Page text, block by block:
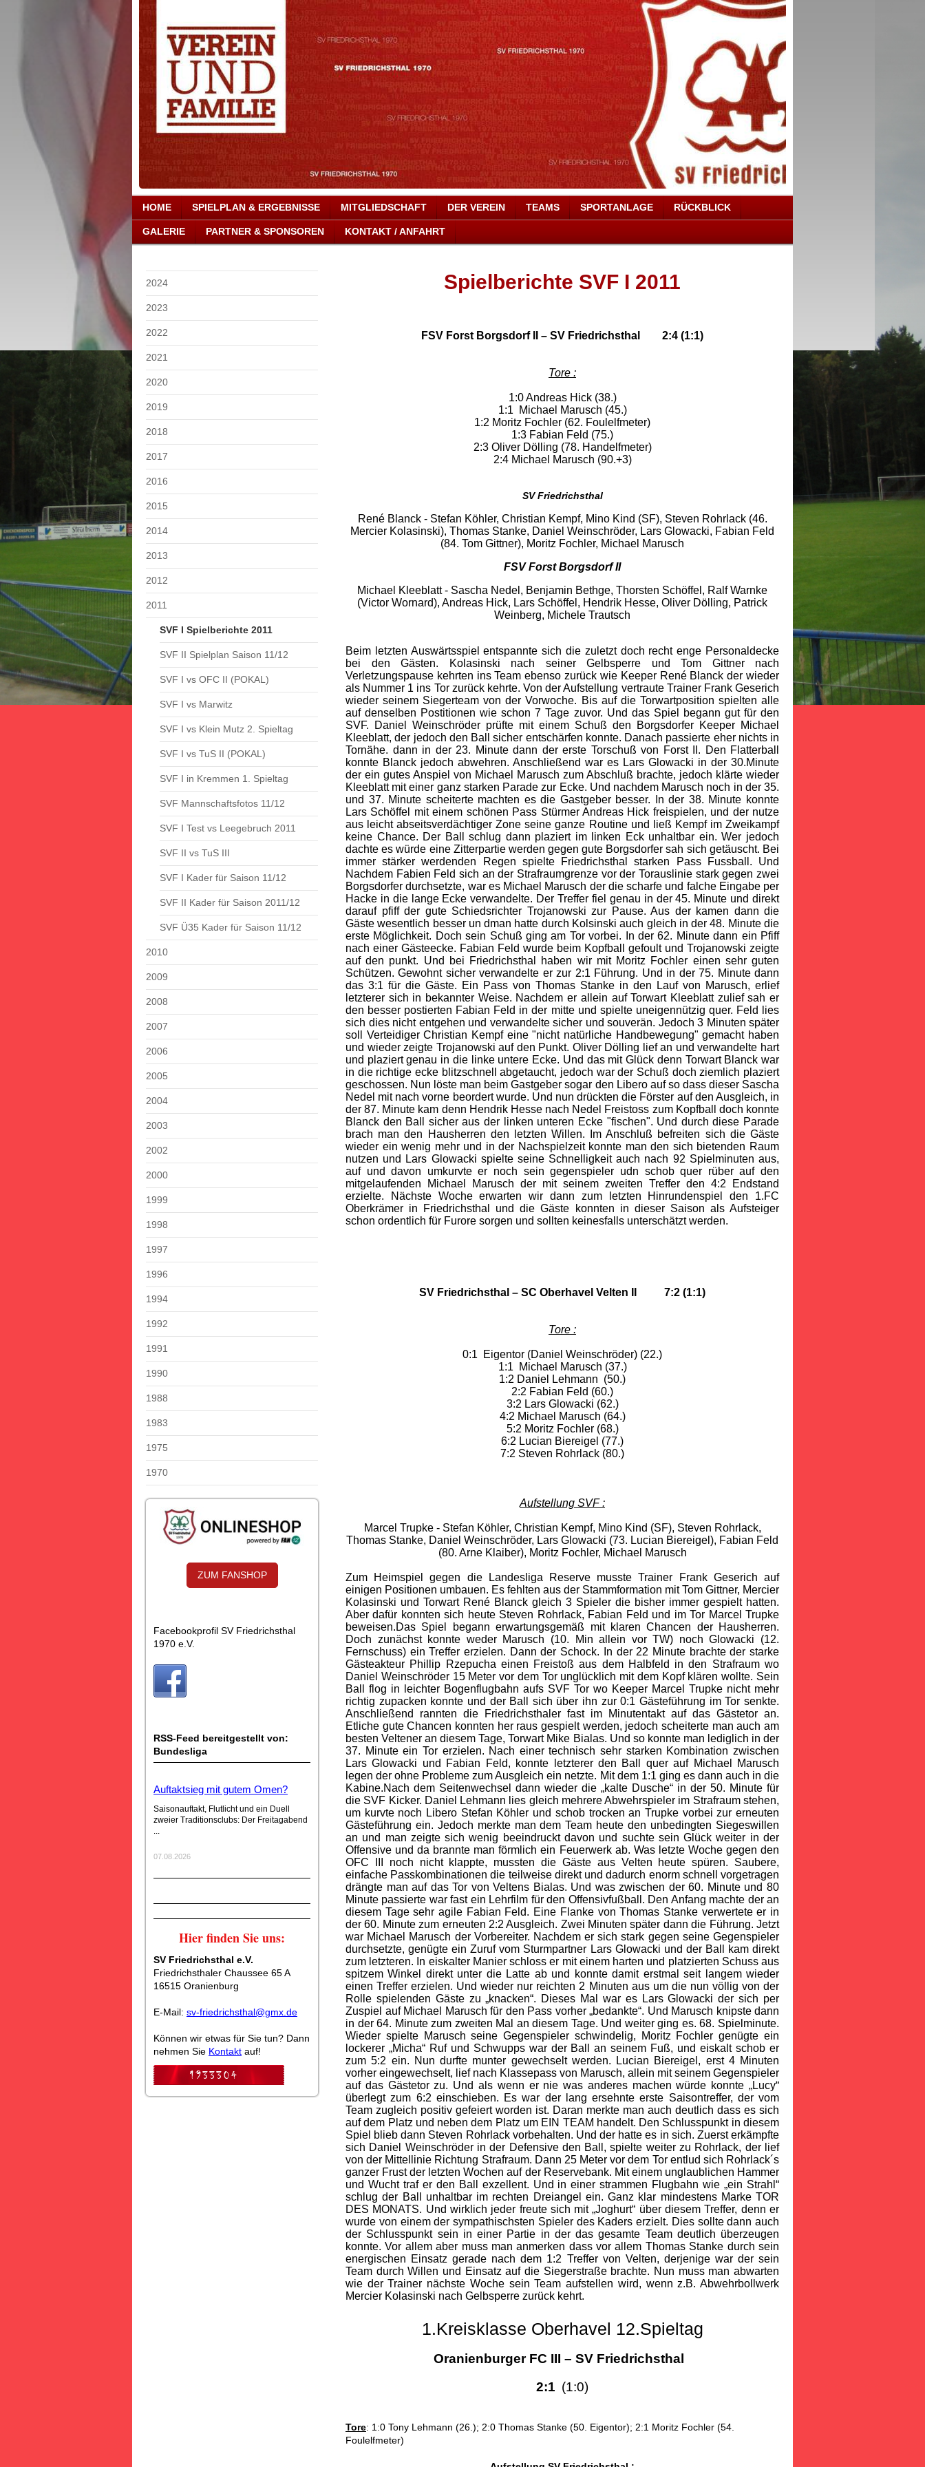
HOME SPIELPLAN & ERGEBNISSE MITGLIEDSCHAFT DER VEREIN TEAMS SPORTANLAGE RÜCKBLICK
GALERIE PARTNER & SPONSOREN KONTAKT / ANFAHRT
2024
2023
2022
2021
2020
2019
2018
2017
2016
2015
2014
2013
2012
2011
SVF I Spielberichte 2011
SVF II Spielplan Saison 11/12
SVF I vs OFC II (POKAL)
SVF I vs Marwitz
SVF I vs Klein Mutz 2. Spieltag
SVF I vs TuS II (POKAL)
SVF I in Kremmen 1. Spieltag
SVF Mannschaftsfotos 11/12
SVF I Test vs Leegebruch 2011
SVF II vs TuS III
SVF I Kader für Saison 11/12
SVF II Kader für Saison 2011/12
SVF Ü35 Kader für Saison 11/12
2010
2009
2008
2007
2006
2005
2004
2003
2002
2000
1999
1998
1997
1996
1994
1992
1991
1990
1988
1983
1975
1970
ZUM FANSHOP
Facebookprofil SV Friedrichsthal
1970 e.V.
RSS-Feed bereitgestellt von:
Bundesliga
Auftaktsieg mit gutem Omen?
Saisonauftakt, Flutlicht und ein Duell
zweier Traditionsclubs: Der Freitagabend
...
07.08.2026
Hier finden Sie uns:
SV Friedrichsthal e.V.
Friedrichsthaler Chaussee 65 A
16515 Oranienburg
E-Mail: sv-friedrichsthal@gmx.de
Können wir etwas für Sie tun? Dann
nehmen Sie Kontakt auf!
Spielberichte SVF I 2011
FSV Forst Borgsdorf II – SV Friedrichsthal 2:4 (1:1)
Tore :
1:0 Andreas Hick (38.)
1:1 Michael Marusch (45.)
1:2 Moritz Fochler (62. Foulelfmeter)
1:3 Fabian Feld (75.)
2:3 Oliver Dölling (78. Handelfmeter)
2:4 Michael Marusch (90.+3)
SV Friedrichsthal
René Blanck - Stefan Köhler, Christian Kempf, Mino Kind (SF), Steven Rohrlack (46.
Mercier Kolasinski), Thomas Stanke, Daniel Weinschröder, Lars Glowacki, Fabian Feld
(84. Tom Gittner), Moritz Fochler, Michael Marusch
FSV Forst Borgsdorf II
Michael Kleeblatt - Sascha Nedel, Benjamin Bethge, Thorsten Schöffel, Ralf Warnke
(Victor Wornard), Andreas Hick, Lars Schöffel, Hendrik Hesse, Oliver Dölling, Patrick
Weinberg, Michele Trautsch
Beim letzten Auswärtsspiel entspannte sich die zuletzt doch recht enge Personaldecke
bei den Gästen. Kolasinski nach seiner Gelbsperre und Tom Gittner nach
Verletzungspause kehrten ins Team ebenso zurück wie Keeper René Blanck der wieder
als Nummer 1 ins Tor zurück kehrte. Von der Aufstellung vertraute Trainer Frank Geserich
wieder seinem Siegerteam von der Vorwoche. Bis auf die Torwartposition spielten alle
auf denselben Postitionen wie schon 7 Tage zuvor. Und das Spiel begann gut für den
SVF. Daniel Weinschröder prüfte mit einem Schuß den Borgsdorfer Keeper Michael
Kleeblatt, der jedoch den Ball sicher entschärfen konnte. Danach passierte eher nichts in
Tornähe. dann in der 23. Minute dann der erste Torschuß von Forst II. Den Flatterball
konnte Blanck jedoch abwehren. Anschließend war es Lars Glowacki in der 30.Minute
der ein gutes Anspiel von Michael Marusch zum Abschluß brachte, jedoch klärte wieder
Kleeblatt mit einer ganz starken Parade zur Ecke. Und nachdem Marusch noch in der 35.
und 37. Minute scheiterte machten es die Gastgeber besser. In der 38. Minute konnte
Lars Schöffel mit einem schönen Pass Stürmer Andreas Hick freispielen, und der nutze
aus leicht abseitsverdächtiger Zone seine ganze Routine und ließ Kempf im Zweikampf
keine Chance. Der Ball schlug dann plaziert im linken Eck unhaltbar ein. Wer jedoch
dachte es würde eine Zitterpartie werden gegen gute Borgsdorfer sah sich getäuscht. Bei
immer stärker werdenden Regen spielte Friedrichsthal starken Pass Fussball. Und
Nachdem Fabien Feld sich an der Strafraumgrenze vor der Torauslinie stark gegen zwei
Borgsdorfer durchsetzte, war es Michael Marusch der die scharfe und falche Eingabe per
Hacke in die lange Ecke verwandelte. Der Treffer fiel genau in der 45. Minute und direkt
darauf pfiff der gute Schiedsrichter Trojanowski zur Pause. Aus der kamen dann die
Gäste wesentlich besser un dman hatte durch Kolsinski auch gleich in der 48. Minute die
erste Möglichkeit. Doch sein Schuß ging am Tor vorbei. In der 62. Minute dann ein Pfiff
nach einer Gästeecke. Fabian Feld wurde beim Kopfball gefoult und Trojanowski zeigte
auf den punkt. Und bei Friedrichsthal haben wir mit Moritz Fochler einen sehr guten
Schützen. Gewohnt sicher verwandelte er zur 2:1 Führung. Und in der 75. Minute dann
das 3:1 für die Gäste. Ein Pass von Thomas Stanke in den Lauf von Marusch, erlief
letzterer sich in bekannter Weise. Nachdem er allein auf Torwart Kleeblatt zulief sah er
den besser postierten Fabian Feld in der mitte und spielte uneigennützig quer. Feld lies
sich dies nicht entgehen und verwandelte sicher und souverän. Jedoch 3 Minuten später
soll Verteidiger Christian Kempf eine "nicht natürliche Handbewegung" gemacht haben
und wieder zeigte Trojanowski auf den Punkt. Oliver Dölling lief an und verwandelte hart
und plaziert genau in die linke untere Ecke. Und das mit Glück denn Torwart Blanck war
in die richtige ecke blitzschnell abgetaucht, jedoch war der Schuß doch ziemlich plaziert
geschossen. Nun löste man beim Gastgeber sogar den Libero auf so dass dieser Sascha
Nedel mit nach vorne beordert wurde. Und nun drückten die Förster auf den Ausgleich, in
der 87. Minute kam denn Hendrik Hesse nach Nedel Freistoss zum Kopfball doch konnte
Blanck den Ball sicher aus der linken unteren Ecke "fischen". Und durch diese Parade
brach man den Hausherren den letzten Willen. Im Anschluß befreiten sich die Gäste
wieder ein wenig mehr und in der Nachspielzeit konnte man den sich bietenden Raum
nutzen und Lars Glowacki spielte seine Schnelligkeit auch nach 92 Spielminuten aus,
auf und davon umkurvte er noch sein gegenspieler udn schob quer rüber auf den
mitgelaufenden Michael Marusch der mit seinem zweiten Treffer den 4:2 Endstand
erzielte. Nächste Woche erwarten wir dann zum letzten Hinrundenspiel den 1.FC
Oberkrämer in Friedrichsthal und die Gäste konnten in dieser Saison als Aufsteiger
schon ordentlich für Furore sorgen und sollten keinesfalls unterschätzt werden.
SV Friedrichsthal – SC Oberhavel Velten II 7:2 (1:1)
Tore :
0:1 Eigentor (Daniel Weinschröder) (22.)
1:1 Michael Marusch (37.)
1:2 Daniel Lehmann (50.)
2:2 Fabian Feld (60.)
3:2 Lars Glowacki (62.)
4:2 Michael Marusch (64.)
5:2 Moritz Fochler (68.)
6:2 Lucian Biereigel (77.)
7:2 Steven Rohrlack (80.)
Aufstellung SVF :
Marcel Trupke - Stefan Köhler, Christian Kempf, Mino Kind (SF), Steven Rohrlack,
Thomas Stanke, Daniel Weinschröder, Lars Glowacki (73. Lucian Biereigel), Fabian Feld
(80. Arne Klaiber), Moritz Fochler, Michael Marusch
Zum Heimspiel gegen die Landesliga Reserve musste Trainer Frank Geserich auf
einigen Positionen umbauen. Es fehlten aus der Stammformation mit Tom Gittner, Mercier
Kolasinski und Torwart René Blanck gleich 3 Spieler die bisher immer gespielt hatten.
Aber dafür konnten sich heute Steven Rohrlack, Fabian Feld und im Tor Marcel Trupke
beweisen.Das Spiel begann erwartungsgemäß mit klaren Chancen der Hausherren.
Doch zunächst konnte weder Marusch (10. Min allein vor TW) noch Glowacki (12.
Fernschuss) ein Treffer erzielen. Dann der Schock. In der 22 Minute brachte der starke
Gästeakteur Phillip Rzepucha einen Freistoß aus dem Halbfeld in den Strafraum wo
Daniel Weinschröder 15 Meter vor dem Tor unglücklich mit dem Kopf klären wollte. Sein
Ball flog in leichter Bogenflugbahn aufs SVF Tor wo Keeper Marcel Trupke nicht mehr
richtig zupacken konnte und der Ball sich über ihn zur 0:1 Gästeführung im Tor senkte.
Anschließend rannten die Friedrichsthaler fast im Minutentakt auf das Gästetor an.
Etliche gute Chancen konnten her raus gespielt werden, jedoch scheiterte man auch am
besten Veltener an diesem Tage, Torwart Mike Bialas. Und so konnte man lediglich in der
37. Minute ein Tor erzielen. Nach einer technisch sehr starken Kombination zwischen
Lars Glowacki und Fabian Feld, konnte letzterer den Ball quer auf Michael Marusch
legen der ohne Probleme zum Ausgleich ein netzte. Mit dem 1:1 ging es dann auch in die
Kabine.Nach dem Seitenwechsel dann wieder die „kalte Dusche“ in der 50. Minute für
die SVF Kicker. Daniel Lehmann lies gleich mehrere Abwehrspieler im Strafraum stehen,
um kurvte noch Libero Stefan Köhler und schob trocken an Trupke vorbei zur erneuten
Gästeführung ein. Jedoch merkte man dem Team heute den unbedingten Siegeswillen
an und man zeigte sich wenig beeindruckt davon und suchte sein Glück weiter in der
Offensive und da brannte man förmlich ein Feuerwerk ab. Was letzte Woche gegen den
OFC III noch nicht klappte, mussten die Gäste aus Velten heute spüren. Saubere,
einfache Passkombinationen die teilweise direkt und dadurch enorm schnell vorgetragen
drängte man auf das Tor von Veltens Bialas. Und was zwischen der 60. Minute und 80
Minute passierte war fast ein Lehrfilm für den Offensivfußball. Den Anfang machte der an
diesem Tage sehr agile Fabian Feld. Eine Flanke von Thomas Stanke verwertete er in
der 60. Minute zum erneuten 2:2 Ausgleich. Zwei Minuten später dann die Führung. Jetzt
war Michael Marusch der Vorbereiter. Nachdem er sich stark gegen seine Gegenspieler
durchsetzte, genügte ein Zuruf vom Sturmpartner Lars Glowacki und der Ball kam direkt
zum letzteren. In eiskalter Manier schloss er mit einem harten und platzierten Schuss aus
spitzem Winkel direkt unter die Latte ab und konnte damit erstmal seit langem wieder
einen Treffer erzielen. Und wieder nur reichten 2 Minuten aus um die nun völlig von der
Rolle spielenden Gäste zu „knacken“. Dieses Mal war es Lars Glowacki der sich per
Zuspiel auf Michael Marusch für den Pass vorher „bedankte“. Und Marusch knipste dann
in der 64. Minute zum zweiten Mal an diesem Tage. Und weiter ging es. 68. Spielminute.
Wieder spielte Marusch seine Gegenspieler schwindelig, Moritz Fochler genügte ein
lockerer „Micha“ Ruf und Schwupps war der Ball an seinem Fuß, und eiskalt schob er
zum 5:2 ein. Nun durfte munter gewechselt werden. Lucian Biereigel, erst 4 Minuten
vorher eingewechselt, lief nach Klassepass von Marusch, allein mit seinem Gegenspieler
auf das Gästetor zu. Und als wenn er nie was anderes machen würde konnte „Lucy“
überlegt zum 6:2 einschieben. Es war der lang ersehnte erste Saisontreffer, der vom
Team zugleich positiv gefeiert worden ist. Daran merkte man auch deutlich dass es sich
auf dem Platz und neben dem Platz um EIN TEAM handelt. Den Schlusspunkt in diesem
Spiel blieb dann Steven Rohrlack vorbehalten. Und der hatte es in sich. Zuerst erkämpfte
sich Daniel Weinschröder in der Defensive den Ball, spielte weiter zu Rohrlack, der lief
von der Mittellinie Richtung Strafraum. Dann 25 Meter vor dem Tor entlud sich Rohrlack´s
ganzer Frust der letzten Wochen auf der Reservebank. Mit einem unglaublichen Hammer
und Wucht traf er den Ball exzellent. Und in einer strammen Flugbahn wie „ein Strahl“
schlug der Ball unhaltbar im rechten Dreiangel ein. Ganz klar mindestens Marke TOR
DES MONATS. Und wirklich jeder freute sich mit „Joghurt“ über diesem Treffer, denn er
wurde von einem der sympathischsten Spieler des Kaders erzielt. Dies sollte dann auch
der Schlusspunkt sein in einer Partie in der das gesamte Team deutlich überzeugen
konnte. Vor allem aber muss man anmerken dass vor allem Thomas Stanke durch sein
energischen Einsatz gerade nach dem 1:2 Treffer von Velten, derjenige war der sein
Team durch Willen und Einsatz auf die Siegerstraße brachte. Nun muss man abwarten
wie der Trainer nächste Woche sein Team aufstellen wird, wenn z.B. Abwehrbollwerk
Mercier Kolasinski nach Gelbsperre zurück kehrt.
1.Kreisklasse Oberhavel 12.Spieltag
Oranienburger FC III – SV Friedrichsthal
2:1 (1:0)
Tore: 1:0 Tony Lehmann (26.); 2:0 Thomas Stanke (50. Eigentor); 2:1 Moritz Fochler (54.
Foulelfmeter)